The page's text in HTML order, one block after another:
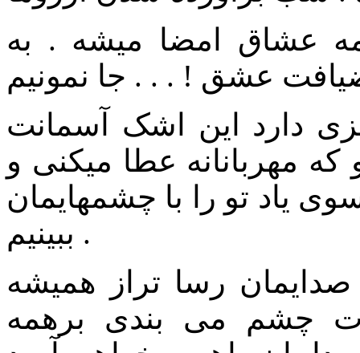
عشاق امضا میشه . به
دارد این اشک آسمانت
مهربانانه عطا میکنی و
یاد تو را با چشمهایمان
ببینیم .
رسا تراز همیشه
چشم می بندی برهمه